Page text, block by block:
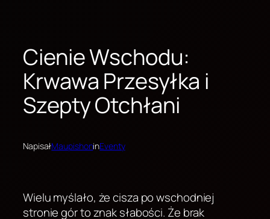
Cienie Wschodu:
Krwawa Przesyłka i
Szepty Otchłani
NapisałMaupishoninEventy
Wielu myślało, że cisza po wschodniej
stronie gór to znak słabości. Że brak